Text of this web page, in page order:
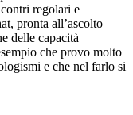
regolari e
pronta all’ascolto
delle capacità
che provo molto
e che nel farlo si